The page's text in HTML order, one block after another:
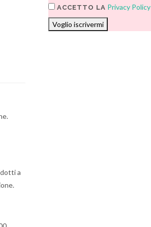
a
ACCETTO LA Privacy Policy
Voglio iscrivermi